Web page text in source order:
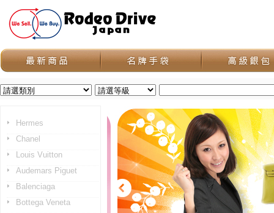
Hermes
Chanel
Louis Vuitton
Audemars Piguet
Balenciaga
Bottega Veneta